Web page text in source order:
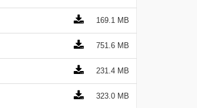
169.1 MB
751.6 MB
231.4 MB
323.0 MB